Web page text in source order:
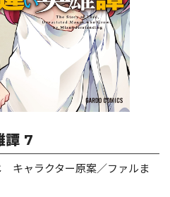
ュノベルス
ックガルド
ククリエ
譚 7
ャラクター原案／ファルま